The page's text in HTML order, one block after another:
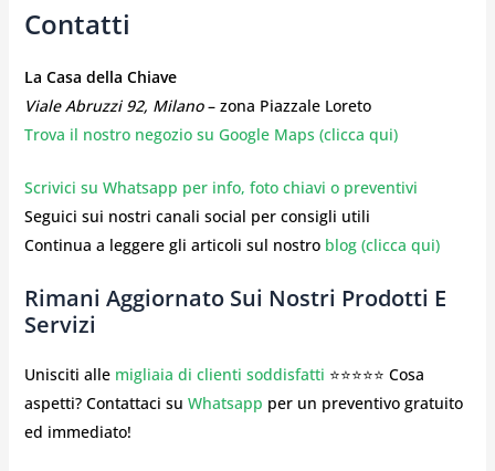
Contatti
La Casa della Chiave
Viale Abruzzi 92, Milano– zona Piazzale Loreto
Trova il nostro negozio su Google Maps (clicca qui)
Scrivici su Whatsapp per info, foto chiavi o preventivi
Seguici sui nostri canali social per consigli utili
Continua a leggere gli articoli sul nostroblog (clicca qui)
Rimani Aggiornato Sui Nostri Prodotti E
Servizi
Unisciti alle migliaia di clienti soddisfatti ⭐⭐⭐⭐⭐ Cosa
aspetti? Contattaci su Whatsapp per un preventivo gratuito
ed immediato!